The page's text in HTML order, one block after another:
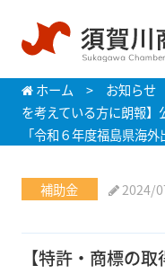
ホーム > お知らせ
を考えている方に朗報
「令和６年度福島県海
補助金 2024/
【特許・商標の